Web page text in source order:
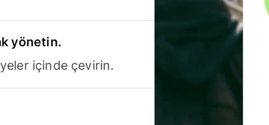
yönetin.
içinde çevirin.